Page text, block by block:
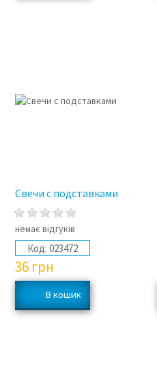
Свечи с подставками
немає відгуків
Код: 023472
36 грн